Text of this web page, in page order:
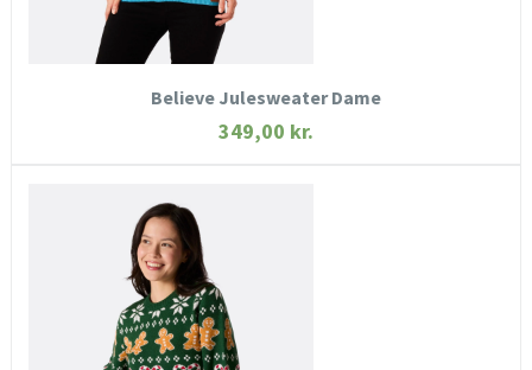
Believe Julesweater Dame
349,00 kr.
SE MERE